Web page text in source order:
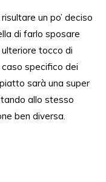
risultare un po’ deciso
di farlo sposare
ulteriore tocco di
caso specifico dei
sarà una super
allo stesso
ben diversa